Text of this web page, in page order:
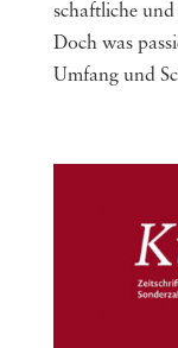
schaft­li­che
Doch was
Umfang und